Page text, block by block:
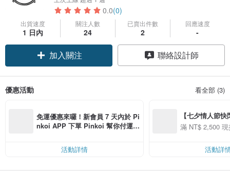
0.0(0)
出貨速度
1 日內
關注人數
24
已賣出件數
2
回應速度
-
加入關注 聯絡設計師
優惠活動 看全部 (3)
免運優惠來囉！新會員 7 天內於 Pi
nkoi APP 下單 Pinkoi 幫你付運
活動詳情
【七夕情人節
用 APP 購買任
00 現折 NT$100
滿 NT$ 2,500
活動詳